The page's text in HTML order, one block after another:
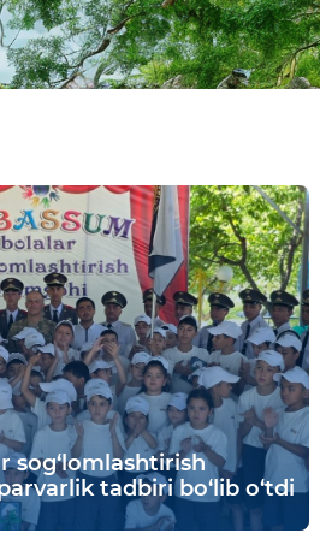
sog‘lomlashtirish
tadbiri bo‘lib o‘tdi